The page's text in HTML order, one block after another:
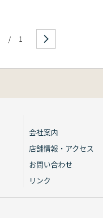
/ 1
会社案内
店舗情報・アクセス
お問い合わせ
リンク